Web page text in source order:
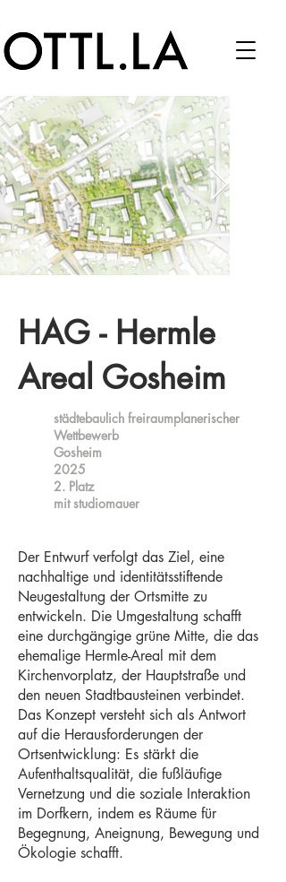
HAG - Hermle
Areal Gosheim
städtebaulich freiraumplanerischer
Wettbewerb
Gosheim
2025
2. Platz
mit studiomauer
Der Entwurf verfolgt das Ziel, eine
nachhaltige und identitätsstiftende
Neugestaltung der Ortsmitte zu
entwickeln. Die Umgestaltung schafft
eine durchgängige grüne Mitte, die das
ehemalige Hermle-Areal mit dem
Kirchenvorplatz, der Hauptstraße und
den neuen Stadtbausteinen verbindet.
Das Konzept versteht sich als Antwort
auf die Herausforderungen der
Ortsentwicklung: Es stärkt die
Aufenthaltsqualität, die fußläufige
Vernetzung und die soziale Interaktion
im Dorfkern, indem es Räume für
Begegnung, Aneignung, Bewegung und
Ökologie schafft.